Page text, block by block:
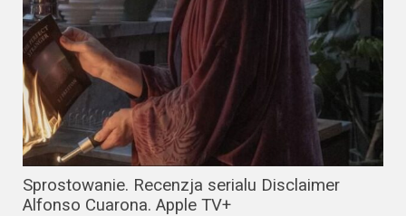
Sprostowanie. Recenzja serialu Disclaimer
Alfonso Cuarona. Apple TV+